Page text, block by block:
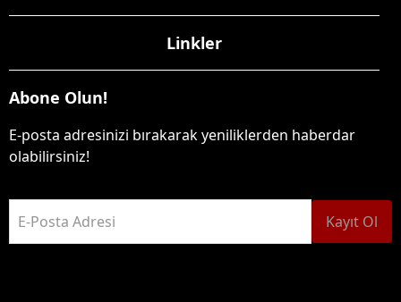
Linkler
Abone Olun!
E-posta adresinizi bırakarak yeniliklerden haberdar
olabilirsiniz!
E-Posta Adresi Kayıt Ol